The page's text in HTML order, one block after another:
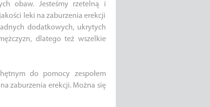
obaw. Jesteśmy rzetelną i
leki na zaburzenia erekcji
dodatkowych, ukrytych
dlatego też wszelkie
do pomocy zespołem
zaburzenia erekcji. Można się